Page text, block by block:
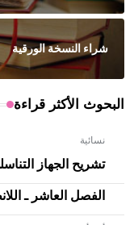
شراء النسخة الورقية
البحوث الأكثر قراءة
نسائية
تشريح الجهاز
الفصل العاشر ـ